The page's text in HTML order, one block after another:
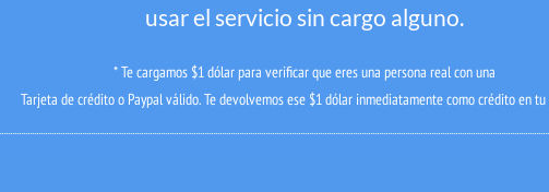
usar el servicio sin cargo alguno.
* Te cargamos $1 dólar para verificar que eres una persona real con una
Tarjeta de crédito o Paypal válido. Te devolvemos ese $1 dólar inmediatamente como crédito en